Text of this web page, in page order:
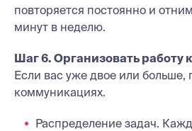
повторяется постоянно и
минут в неделю.
Шаг 6. Организовать работу
Если вас уже двое или больше,
коммуникациях.
Распределение задач.